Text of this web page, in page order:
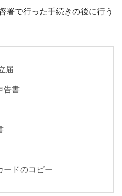
署で行った手続きの後に行う
届
告書
ードのコピー